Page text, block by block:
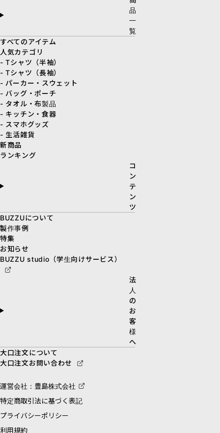
品
一
覧
すべてのアイテム
人気カテゴリ
- Tシャツ（半袖）
- Tシャツ（長袖）
- パーカー・スウェット
- バッグ・ポーチ
- タオル・布製品
- キッチン・食器
- スマホグッズ
- 生活雑貨
新商品
ランキング
コ
ン
テ
ン
ツ
BUZZUについて
製作事例
特集
お知らせ
BUZZU studio（学生向けサービス）
法
人
の
お
客
様
へ
大口注文について
大口注文お問い合わせ
運営会社：豊島株式会社
特定商取引法に基づく表記
プライバシーポリシー
利用規約